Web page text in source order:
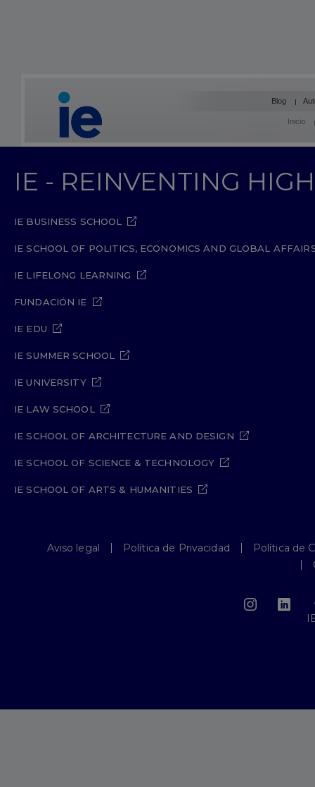
Blog
Inicio
IE - REINVENTING
IE BUSINESS SCHOOL
IE SCHOOL OF POLITICS, ECONOMICS AND GLOBAL
IE LIFELONG LEARNING
FUNDACIÓN IE
IE EDU
IE SUMMER SCHOOL
IE UNIVERSITY
IE LAW SCHOOL
IE SCHOOL OF ARCHITECTURE AND DESIGN
IE SCHOOL OF SCIENCE & TECHNOLOGY
IE SCHOOL OF ARTS & HUMANITIES
Aviso legal Política de Privacidad
Política de